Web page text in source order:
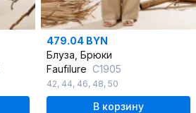
479.04 BYN
Блуза, Брюки
Faufilure C1905
42, 44, 46, 48, 50
В корзину